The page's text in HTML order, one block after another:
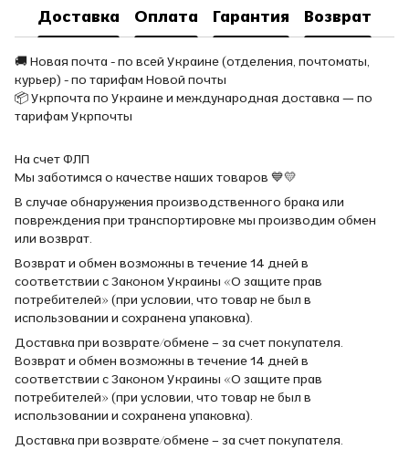
Доставка Оплата Гарантия Возврат
🚚 Новая почта - по всей Украине (отделения, почтоматы,
курьер) - по тарифам Новой почты
📦 Укрпочта по Украине и международная доставка — по
тарифам Укрпочты
На счет ФЛП
Мы заботимся о качестве наших товаров 💙💛
В случае обнаружения производственного брака или
повреждения при транспортировке мы производим обмен
или возврат.
Возврат и обмен возможны в течение 14 дней в
соответствии с Законом Украины «О защите прав
потребителей» (при условии, что товар не был в
использовании и сохранена упаковка).
Доставка при возврате/обмене – за счет покупателя.
Возврат и обмен возможны в течение 14 дней в
соответствии с Законом Украины «О защите прав
потребителей» (при условии, что товар не был в
использовании и сохранена упаковка).
Доставка при возврате/обмене – за счет покупателя.